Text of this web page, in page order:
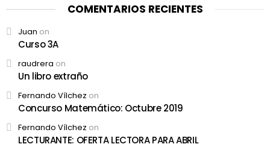
COMENTARIOS RECIENTES
Juan on
Curso 3A
raudrera on
Un libro extraño
Fernando Vílchez on
Concurso Matemático: Octubre 2019
Fernando Vílchez on
LECTURANTE: OFERTA LECTORA PARA ABRIL